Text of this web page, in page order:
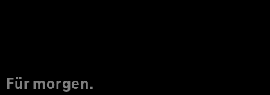
Für morgen.